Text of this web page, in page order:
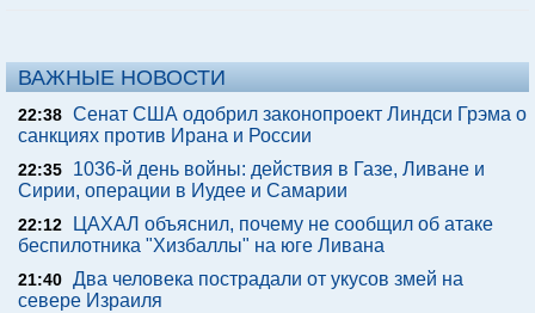
ВАЖНЫЕ НОВОСТИ
22:38 Сенат США одобрил законопроект Линдси Грэма о
санкциях против Ирана и России
22:35
1036-й день войны: действия в Газе, Ливане и
Сирии, операции в Иудее и Самарии
22:12
ЦАХАЛ объяснил, почему не сообщил об атаке
беспилотника "Хизбаллы" на юге Ливана
21:40 Два человека пострадали от укусов змей на
севере Израиля